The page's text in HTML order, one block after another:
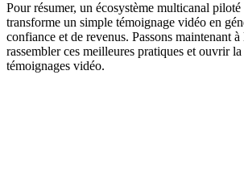
Pour résumer, un écosystème multicanal
transforme un simple témoignage vidéo en
confiance et de revenus. Passons maintenant
rassembler ces meilleures pratiques et ouvrir
témoignages vidéo.